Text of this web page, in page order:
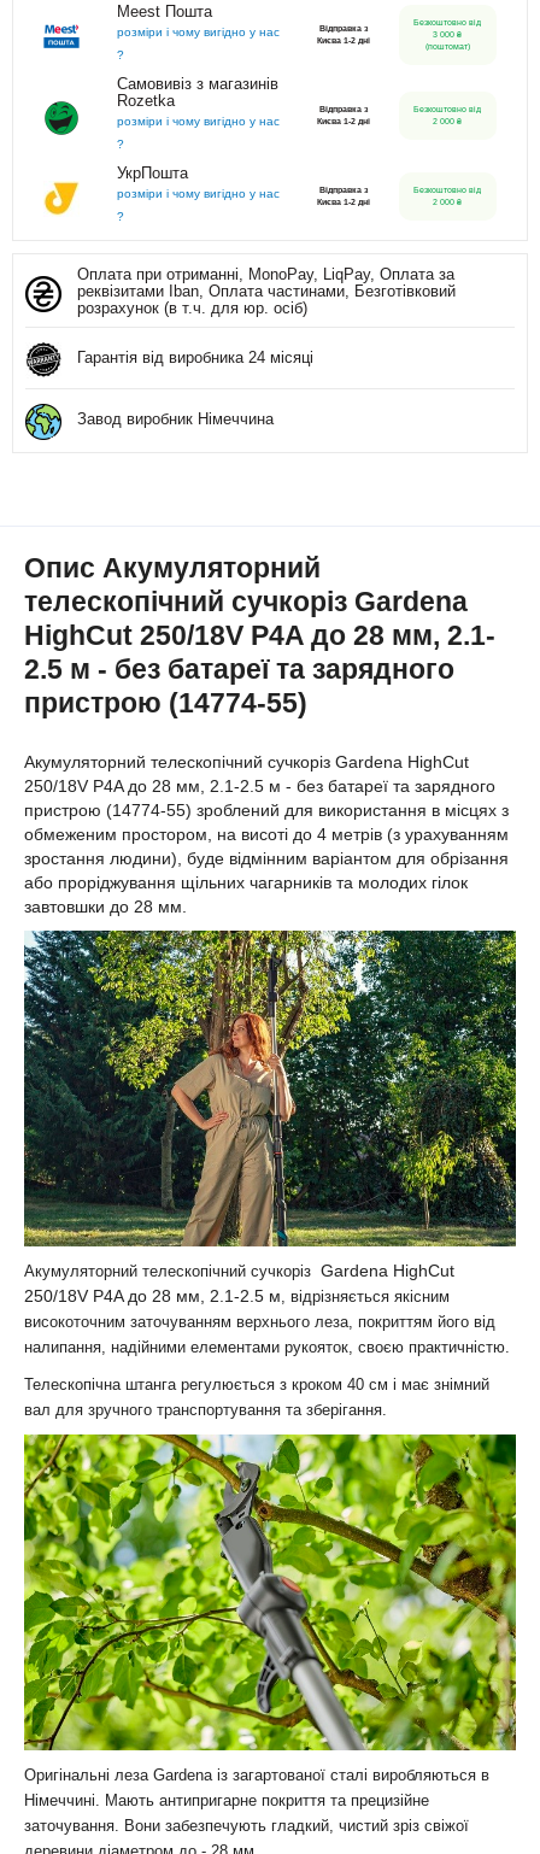
Meest Пошта
розміри і чому вигідно у нас
?
Відправка з
Києва 1-2 дні
Безкоштовно від
3 000 ₴
(поштомат)
Самовивіз з магазинів
Rozetka
розміри і чому вигідно у нас
?
Відправка з
Києва 1-2 дні
Безкоштовно від
2 000 ₴
УкрПошта
розміри і чому вигідно у нас
?
Відправка з
Києва 1-2 дні
Безкоштовно від
2 000 ₴
Оплата при отриманні, MonoPay, LiqPay, Оплата за
реквізитами Iban, Оплата частинами, Безготівковий
розрахунок (в т.ч. для юр. осіб)
Гарантія від виробника 24 місяці
Завод виробник Німеччина
Опис Акумуляторний
телескопічний сучкоріз Gardena
HighCut 250/18V P4A до 28 мм, 2.1-
2.5 м - без батареї та зарядного
пристрою (14774-55)
Акумуляторний телескопічний сучкоріз Gardena HighCut
250/18V P4A до 28 мм, 2.1-2.5 м - без батареї та зарядного
пристрою (14774-55) зроблений для використання в місцях з
обмеженим простором, на висоті до 4 метрів (з урахуванням
зростання людини), буде відмінним варіантом для обрізання
або проріджування щільних чагарників та молодих гілок
завтовшки до 28 мм.
Акумуляторний телескопічний сучкоріз Gardena HighCut
250/18V P4A до 28 мм, 2.1-2.5 м , відрізняється якісним
високоточним заточуванням верхнього леза, покриттям його від
налипання, надійними елементами рукояток, своєю практичністю.
Телескопічна штанга регулюється з кроком 40 см і має знімний
вал для зручного транспортування та зберігання.
Оригінальні леза Gardena із загартованої сталі виробляються в
Німеччині. Мають антипригарне покриття та прецизійне
заточування. Вони забезпечують гладкий, чистий зріз свіжої